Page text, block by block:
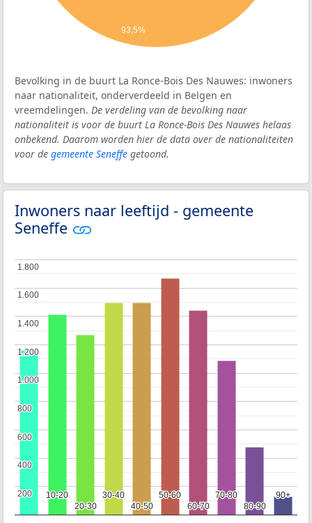
93,5%
Bevolking in de buurt La Ronce-Bois Des Nauwes: inwoners
naar nationaliteit, onderverdeeld in Belgen en
vreemdelingen. De verdeling van de bevolking naar
nationaliteit is voor de buurt La Ronce-Bois Des Nauwes helaas
onbekend. Daarom worden hier de data over de nationaliteiten
voor de gemeente Seneffe getoond.
Inwoners naar leeftijd - gemeente
Seneffe
10-20
10-20
20-30
20-30
30-40
30-40
40-50
40-50
50-60
50-60
60-70
60-70
70-80
70-80
80-90
80-90
90+
90+
200
200
400
400
600
600
800
800
1.000
1.000
1.200
1.200
1.400
1.400
1.600
1.600
1.800
1.800